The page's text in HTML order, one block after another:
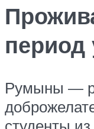
период
Румыны —